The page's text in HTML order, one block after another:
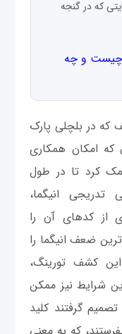
که در گنجه
چیست و چه
در بلچلی پارک
امکان همکاری
کرد تا در طول
انیگما،
از کدهای آن را
ضعف انیگما را
کشف تورینگ،
شرایط نیز ممکن
گرفتند کلید